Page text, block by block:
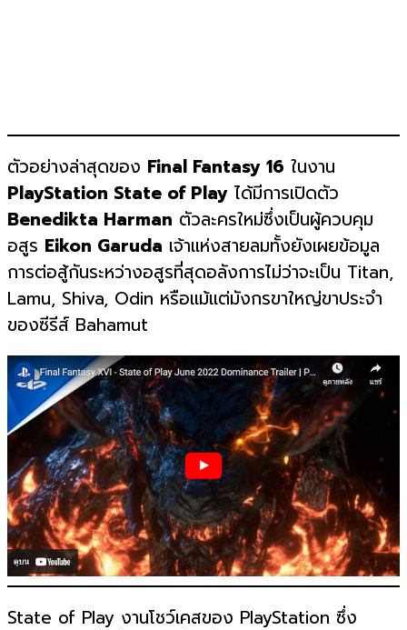
ตัวอย่างล่าสุดของ Final Fantasy 16 ในงาน
PlayStation State of Play ได้มีการเปิดตัว
Benedikta Harman ตัวละครใหม่ซึ่งเป็นผู้ควบคุม
อสูร Eikon Garuda เจ้าแห่งสายลมทั้งยังเผยข้อมูล
การต่อสู้กันระหว่างอสูรที่สุดอลังการไม่ว่าจะเป็น Titan,
Lamu, Shiva, Odin หรือแม้แต่มังกรขาใหญ่ขาประจำ
ของซีรีส์ Bahamut
State of Play งานโชว์เคสของ PlayStation ซึ่ง